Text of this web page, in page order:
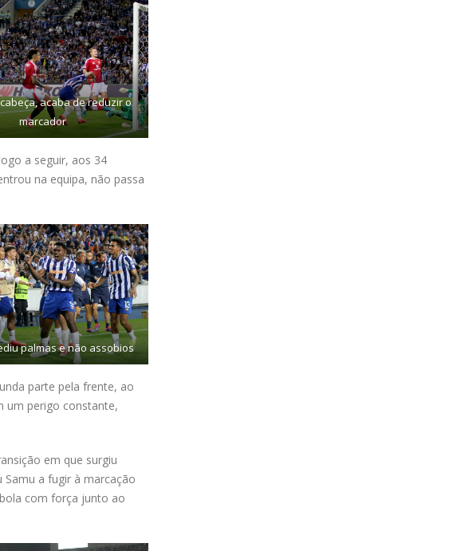
acaba de reduzir o
marcador
a seguir, aos 34
na equipa, não passa
palmas e não assobios
parte pela frente, ao
um perigo constante,
em que surgiu
a fugir à marcação
com força junto ao